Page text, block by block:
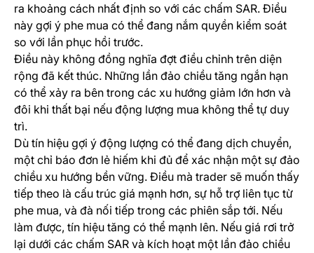
ra khoảng cách nhất định so với các chấm SAR. Điều
này gợi ý phe mua có thể đang nắm quyền kiểm soát
so với lần phục hồi trước.
Điều này không đồng nghĩa đợt điều chỉnh trên diện
rộng đã kết thúc. Những lần đảo chiều tăng ngắn hạn
có thể xảy ra bên trong các xu hướng giảm lớn hơn và
đôi khi thất bại nếu động lượng mua không thể tự duy
trì.
Dù tín hiệu gợi ý động lượng có thể đang dịch chuyển,
một chỉ báo đơn lẻ hiếm khi đủ để xác nhận một sự đảo
chiều xu hướng bền vững. Điều mà trader sẽ muốn thấy
tiếp theo là cấu trúc giá mạnh hơn, sự hỗ trợ liên tục từ
phe mua, và đà nối tiếp trong các phiên sắp tới. Nếu
làm được, tín hiệu tăng có thể mạnh lên. Nếu giá rơi trở
lại dưới các chấm SAR và kích hoạt một lần đảo chiều